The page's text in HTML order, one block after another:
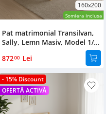
160x200
Somiera inclusa
Pat matrimonial Transilvan,
Sally, Lemn Masiv, Model 1/...
87200 Lei
- 15% Discount
OFERTĂ ACTIVĂ